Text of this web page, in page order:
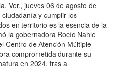
Ver., jueves 06 de agosto de
y cumplir los
en territorio es la esencia de la
la gobernadora Rocío Nahle
Centro de Atención Múltiple
comprometida durante su
en 2024, tras a